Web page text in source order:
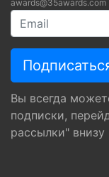
awards@35awards.com
Вы всегда
подписки,
рассылки" внизу